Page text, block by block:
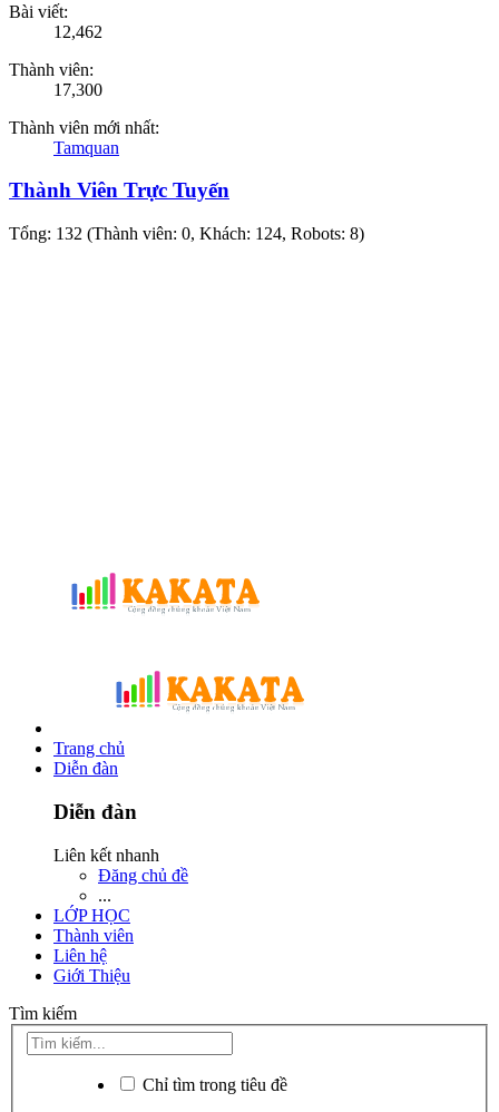
Bài viết:
12,462
Thành viên:
17,300
Thành viên mới nhất:
Tamquan
Thành Viên Trực Tuyến
Tổng: 132 (Thành viên: 0, Khách: 124, Robots: 8)
Trang chủ
Diễn đàn
Diễn đàn
Liên kết nhanh
Đăng chủ đề
...
LỚP HỌC
Thành viên
Liên hệ
Giới Thiệu
Tìm kiếm
Chỉ tìm trong tiêu đề